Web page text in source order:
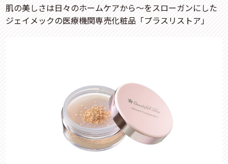
肌の美しさは日々のホームケアから～をスローガンにした
ジェイメックの医療機関専売化粧品「プラスリストア」